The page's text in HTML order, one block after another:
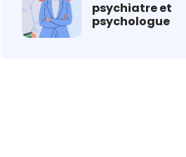
psychiatre et
psychologue